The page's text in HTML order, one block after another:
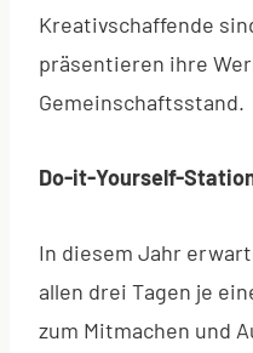
Kreativschaffende
präsentieren ihre
Gemeinschaftsstand.
Do-it-Yourself-
In diesem Jahr
allen drei Tagen je
zum Mitmachen und